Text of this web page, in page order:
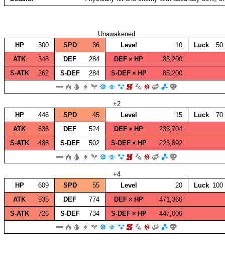
Unawakened
HP
300 SPD 36 Level 10 Luck
50
ATK
348 DEF 284 DEF × HP
85,200
S‑ATK
262 S‑DEF 284 S‑DEF × HP 85,200
+2
HP
446 SPD 45 Level 15 Luck
70
ATK
636 DEF 524 DEF × HP
233,704
S‑ATK
488 S‑DEF 502 S‑DEF × HP 223,892
+4
HP
609 SPD 55 Level 20 Luck 100
ATK
935 DEF 774 DEF × HP
471,366
S‑ATK
726 S‑DEF 734 S‑DEF × HP 447,006